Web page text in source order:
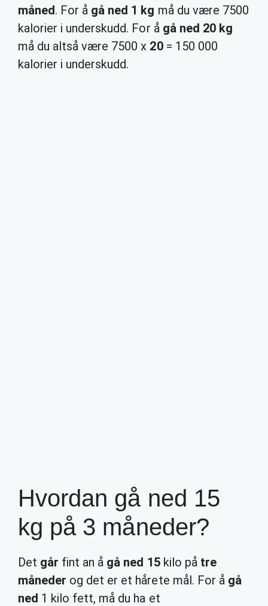
måned. For å gå ned 1 kg må du være 7500
kalorier i underskudd. For å gå ned 20 kg
må du altså være 7500 x 20= 150 000
kalorier i underskudd.
Hvordan gå ned 15
kg på 3 måneder?
Det går fint an å gå ned 15kilo på tre
måneder og det er et hårete mål. For å gå
ned 1 kilo fett, må du ha et